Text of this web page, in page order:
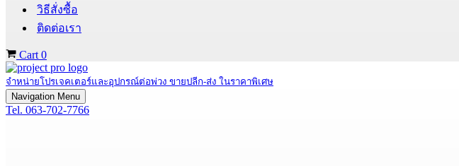
วิธีสั่งซื้อ
ติดต่อเรา
Cart 0
จำหน่ายโปรเจคเตอร์และอุปกรณ์ต่อพ่วง ขายปลีก-ส่ง ในราคาพิเศษ
Navigation Menu
Tel. 063-702-7766